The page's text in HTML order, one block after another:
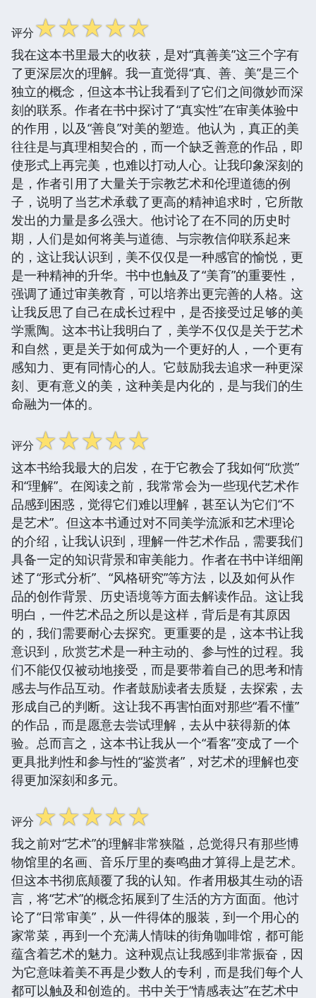
评分☆☆☆☆☆
我在这本书里最大的收获，是对“真善美”这三个字有
了更深层次的理解。我一直觉得“真、善、美”是三个
独立的概念，但这本书让我看到了它们之间微妙而深
刻的联系。作者在书中探讨了“真实性”在审美体验中
的作用，以及“善良”对美的塑造。他认为，真正的美
往往是与真理相契合的，而一个缺乏善意的作品，即
使形式上再完美，也难以打动人心。让我印象深刻的
是，作者引用了大量关于宗教艺术和伦理道德的例
子，说明了当艺术承载了更高的精神追求时，它所散
发出的力量是多么强大。他讨论了在不同的历史时
期，人们是如何将美与道德、与宗教信仰联系起来
的，这让我认识到，美不仅仅是一种感官的愉悦，更
是一种精神的升华。书中也触及了“美育”的重要性，
强调了通过审美教育，可以培养出更完善的人格。这
让我反思了自己在成长过程中，是否接受过足够的美
学熏陶。这本书让我明白了，美学不仅仅是关于艺术
和自然，更是关于如何成为一个更好的人，一个更有
感知力、更有同情心的人。它鼓励我去追求一种更深
刻、更有意义的美，这种美是内化的，是与我们的生
命融为一体的。
评分☆☆☆☆☆
这本书给我最大的启发，在于它教会了我如何“欣赏”
和“理解”。在阅读之前，我常常会为一些现代艺术作
品感到困惑，觉得它们难以理解，甚至认为它们“不
是艺术”。但这本书通过对不同美学流派和艺术理论
的介绍，让我认识到，理解一件艺术作品，需要我们
具备一定的知识背景和审美能力。作者在书中详细阐
述了“形式分析”、“风格研究”等方法，以及如何从作
品的创作背景、历史语境等方面去解读作品。这让我
明白，一件艺术品之所以是这样，背后是有其原因
的，我们需要耐心去探究。更重要的是，这本书让我
意识到，欣赏艺术是一种主动的、参与性的过程。我
们不能仅仅被动地接受，而是要带着自己的思考和情
感去与作品互动。作者鼓励读者去质疑，去探索，去
形成自己的判断。这让我不再害怕面对那些“看不懂”
的作品，而是愿意去尝试理解，去从中获得新的体
验。总而言之，这本书让我从一个“看客”变成了一个
更具批判性和参与性的“鉴赏者”，对艺术的理解也变
得更加深刻和多元。
评分☆☆☆☆☆
我之前对“艺术”的理解非常狭隘，总觉得只有那些博
物馆里的名画、音乐厅里的奏鸣曲才算得上是艺术。
但这本书彻底颠覆了我的认知。作者用极其生动的语
言，将“艺术”的概念拓展到了生活的方方面面。他讨
论了“日常审美”，从一件得体的服装，到一个用心的
家常菜，再到一个充满人情味的街角咖啡馆，都可能
蕴含着艺术的魅力。这种观点让我感到非常振奋，因
为它意味着美不再是少数人的专利，而是我们每个人
都可以触及和创造的。书中关于“情感表达”在艺术中